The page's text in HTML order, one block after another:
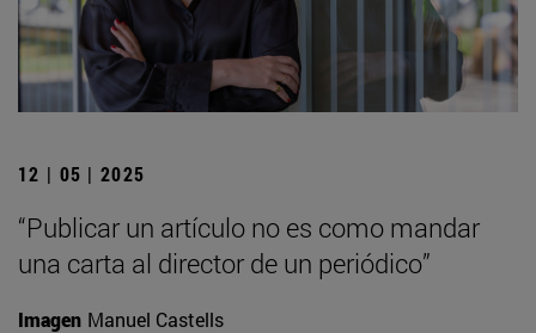
12 | 05 | 2025
“Publicar un artículo no es como mandar
una carta al director de un periódico”
Imagen Manuel Castells